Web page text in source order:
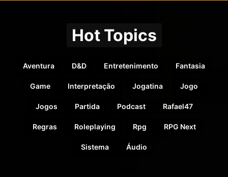
Hot Topics
Aventura D&D Entretenimento Fantasia
Game Interpretação Jogatina Jogo
Jogos Partida Podcast Rafael47
Regras Roleplaying Rpg RPG Next
Sistema Áudio